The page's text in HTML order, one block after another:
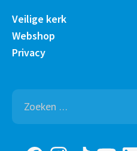
Veilige kerk
Webshop
Privacy